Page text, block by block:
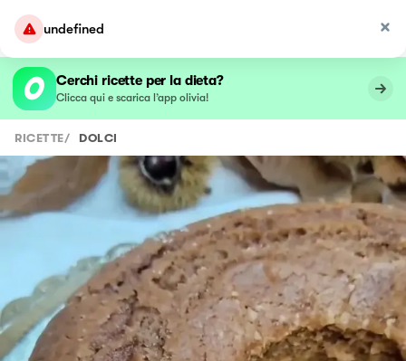
undefined
Cerchi ricette per la dieta?
Clicca qui e scarica l’app olivia!
RICETTE/ DOLCI